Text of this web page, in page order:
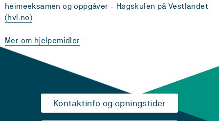
heimeeksamen og oppgåver - Høgskulen på Vestlandet
(hvl.no)
Mer om hjelpemidler
Kontaktinfo og opningstider